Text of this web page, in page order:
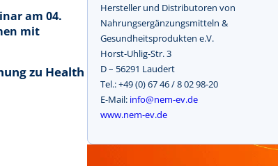
am 04.
mit
zu Health
Hersteller und Distributoren von
Nahrungsergänzungsmitteln &
Gesundheitsprodukten e.V.
Horst-Uhlig-Str. 3
D – 56291 Laudert
Tel.: +49 (0) 67 46 / 8 02 98-20
E-Mail: info@nem-ev.de
www.nem-ev.de